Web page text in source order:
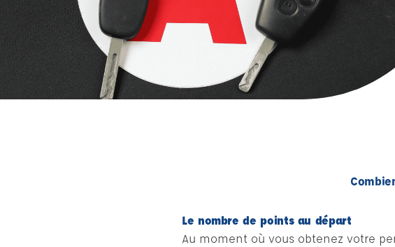
Le nombre de points au départ
Au moment où vous obtenez votre